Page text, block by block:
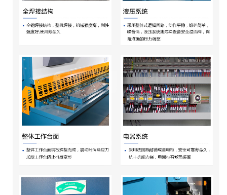
械中的一种，主要作用就是金属加工行
金、化工、建筑、船舶、汽车、电力、
电器、装潢等行业提供所需的专用机械
和成套设备。
细节展示